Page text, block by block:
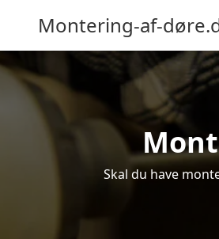
Montering-af-
Skal du have